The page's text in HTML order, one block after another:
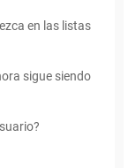
en las listas
sigue siendo